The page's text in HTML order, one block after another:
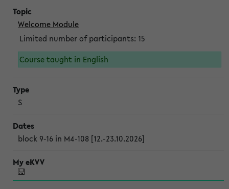
Welcome Module
Limited number of participants: 15
Course taught in English
S
block 9-16 in M4-108 [12.-23.10.2026]